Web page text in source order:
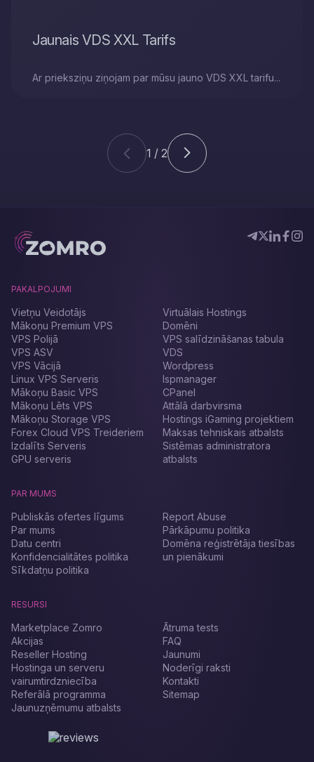
Jaunais VDS XXL Tarifs
Ar prieksziņu ziņojam par mūsu jauno VDS XXL tarifu...
1 / 2
PAKALPOJUMI
Vietņu Veidotājs
Mākoņu Premium VPS
VPS Polijā
VPS ASV
VPS Vācijā
Linux VPS Serveris
Mākoņu Basic VPS
Mākoņu Lēts VPS
Mākoņu Storage VPS
Forex Cloud VPS Treideriem
Izdalīts Serveris
GPU serveris
Virtuālais Hostings
Domēni
VPS salīdzināšanas tabula
VDS
Wordpress
Ispmanager
CPanel
Attālā darbvirsma
Hostings iGaming projektiem
Maksas tehniskais atbalsts
Sistēmas administratora
atbalsts
PAR MUMS
Publiskās ofertes līgums
Par mums
Datu centri
Konfidencialitātes politika
Sīkdatņu politika
Report Abuse
Pārkāpumu politika
Domēna reģistrētāja tiesības
un pienākumi
RESURSI
Marketplace Zomro
Akcijas
Reseller Hosting
Hostinga un serveru
vairumtirdzniecība
Referālā programma
Jaunuzņēmumu atbalsts
Ātruma tests
FAQ
Jaunumi
Noderīgi raksti
Kontakti
Sitemap